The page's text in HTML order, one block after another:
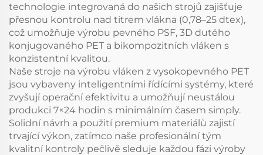
technologie integrovaná do našich strojů zajišťuje
přesnou kontrolu nad titrem vlákna (0,78–25 dtex),
což umožňuje výrobu pevného PSF, 3D dutého
konjugovaného PET a bikompozitních vláken s
konzistentní kvalitou.
Naše stroje na výrobu vláken z vysokopevného PET
jsou vybaveny inteligentními řídícími systémy, které
zvyšují operační efektivitu a umožňují neustálou
produkci 7×24 hodin s minimálním časem simply.
Solidní návrh a použití premium materiálů zajistí
trvající výkon, zatímco naše profesionální tým
kvalitní kontroly pečlivě sleduje každou fázi výroby